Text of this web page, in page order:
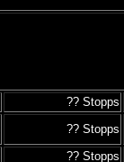
?? Stopps
?? Stopps
?? Stopps